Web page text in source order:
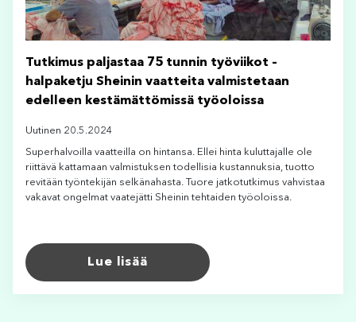
Tutkimus paljastaa 75 tunnin työviikot –
halpaketju Sheinin vaatteita valmistetaan
edelleen kestämättömissä työoloissa
Uutinen 20.5.2024
Superhalvoilla vaatteilla on hintansa. Ellei hinta kuluttajalle ole
riittävä kattamaan valmistuksen todellisia kustannuksia, tuotto
revitään työntekijän selkänahasta. Tuore jatkotutkimus vahvistaa
vakavat ongelmat vaatejätti Sheinin tehtaiden työoloissa.
Lue lisää